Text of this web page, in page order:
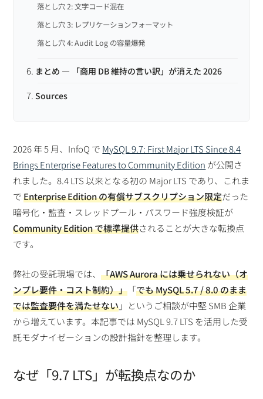
落とし穴 2: 文字コード混在
落とし穴 3: レプリケーションフォーマット
落とし穴 4: Audit Log の容量爆発
まとめ — 「商用 DB 維持の言い訳」が消えた 2026
Sources
2026 年 5 月、InfoQ で MySQL 9.7: First Major LTS Since 8.4
Brings Enterprise Features to Community Edition が公開さ
れました。8.4 LTS 以来となる初の Major LTS であり、これま
でEnterprise Edition の有償サブスクリプション限定だった
暗号化・監査・スレッドプール・パスワード強度検証が
Community Edition で標準提供されることが大きな転換点
です。
弊社の受託現場では、「AWS Aurora には乗せられない（オ
ンプレ要件・コスト制約）」 「でも MySQL 5.7 / 8.0 のまま
では監査要件を満たせない」というご相談が中堅 SMB 企業
から増えています。本記事では MySQL 9.7 LTS を活用した受
託モダナイゼーションの設計指針を整理します。
なぜ「9.7 LTS」が転換点なのか